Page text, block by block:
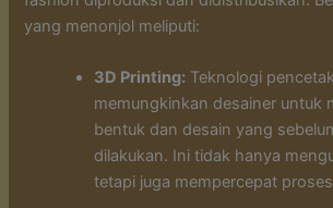
yang menonjol meliputi:
3D Printing: Teknologi
memungkinkan desainer untuk
bentuk dan desain yang
dilakukan. Ini tidak hanya
tetapi juga mempercepat